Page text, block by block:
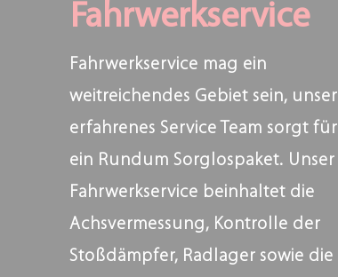
Fahrwerkservice
Fahrwerkservice mag ein
weitreichendes Gebiet sein, unser
erfahrenes Service Team sorgt für
ein Rundum Sorglospaket. Unser
Fahrwerkservice beinhaltet die
Achsvermessung, Kontrolle der
Stoßdämpfer, Radlager sowie die